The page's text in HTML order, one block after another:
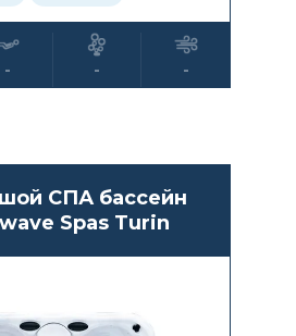
- - -
СПА бассейн
Spas Turin